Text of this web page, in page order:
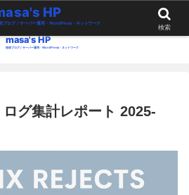
関連の情報。つぶやき。
グ集計レポート 2025-
検索